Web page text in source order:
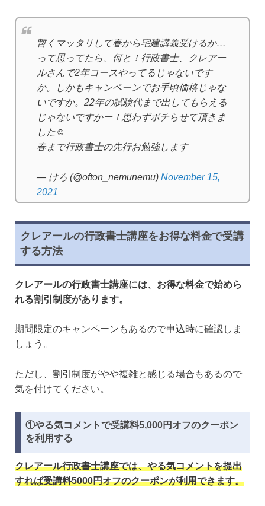
暫くマッタリして春から宅建講義受けるか…
って思ってたら、何と！行政書士、クレアー
ルさんで2年コースやってるじゃないです
か。しかもキャンペーンでお手頃価格じゃな
いですか。22年の試験代まで出してもらえる
じゃないですかー！思わずポチらせて頂きま
した☺️
春まで行政書士の先行お勉強します
— けろ (@ofton_nemunemu) November 15,
2021
クレアールの行政書士講座をお得な料金で受講
する方法
クレアールの行政書士講座には、お得な料金で始めら
れる割引制度があります。
期間限定のキャンペーンもあるので申込時に確認しま
しょう。
ただし、割引制度がやや複雑と感じる場合もあるので
気を付けてください。
①やる気コメントで受講料5,000円オフのクーポン
を利用する
クレアール行政書士講座では、やる気コメントを提出
すれば受講料5000円オフのクーポンが利用できます。